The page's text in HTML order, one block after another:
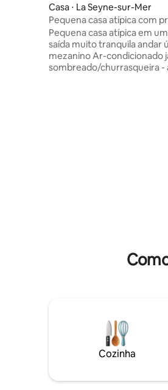
Casa ⋅ La Seyne-sur-Mer
Pequena casa atípica com
a pé
Pequena casa atípica em
saída muito tranquila andar único e
mezanino Ar-condicionado jardim
sombreado/churrasqueira -
Cozinha